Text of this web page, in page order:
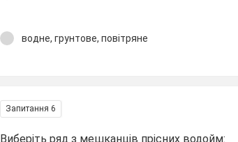
водне, грунтове, повітряне
Запитання 6
Виберіть ряд з мешканців прісних водойм: